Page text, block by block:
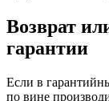
Возврат
гарантии
Если в
по вине